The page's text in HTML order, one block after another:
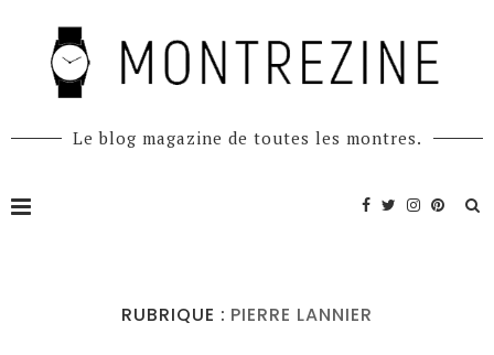
Le blog magazine de toutes les montres.
RUBRIQUE : PIERRE LANNIER